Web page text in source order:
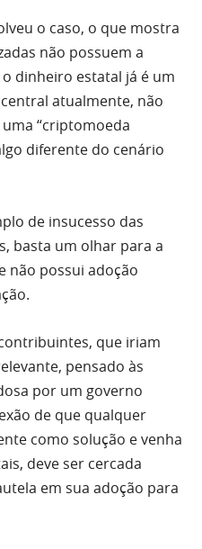
o caso, o que mostra
não possuem a
dinheiro estatal já é um
atualmente, não
“criptomoeda
diferente do cenário
de insucesso das
basta um olhar para a
não possui adoção
que iriam
pensado às
por um governo
de que qualquer
como solução e venha
deve ser cercada
em sua adoção para